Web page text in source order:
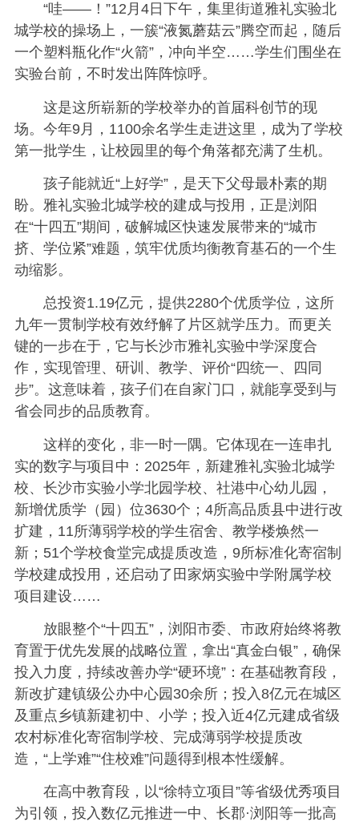
“哇——！”12月4日下午，集里街道雅礼实验北
城学校的操场上，一簇“液氮蘑菇云”腾空而起，随后
一个塑料瓶化作“火箭”，冲向半空……学生们围坐在
实验台前，不时发出阵阵惊呼。
这是这所崭新的学校举办的首届科创节的现
场。今年9月，1100余名学生走进这里，成为了学校
第一批学生，让校园里的每个角落都充满了生机。
孩子能就近“上好学”，是天下父母最朴素的期
盼。雅礼实验北城学校的建成与投用，正是浏阳
在“十四五”期间，破解城区快速发展带来的“城市
挤、学位紧”难题，筑牢优质均衡教育基石的一个生
动缩影。
总投资1.19亿元，提供2280个优质学位，这所
九年一贯制学校有效纾解了片区就学压力。而更关
键的一步在于，它与长沙市雅礼实验中学深度合
作，实现管理、研训、教学、评价“四统一、四同
步”。这意味着，孩子们在自家门口，就能享受到与
省会同步的品质教育。
这样的变化，非一时一隅。它体现在一连串扎
实的数字与项目中：2025年，新建雅礼实验北城学
校、长沙市实验小学北园学校、社港中心幼儿园，
新增优质学（园）位3630个；4所高品质县中进行改
扩建，11所薄弱学校的学生宿舍、教学楼焕然一
新；51个学校食堂完成提质改造，9所标准化寄宿制
学校建成投用，还启动了田家炳实验中学附属学校
项目建设……
放眼整个“十四五”，浏阳市委、市政府始终将教
育置于优先发展的战略位置，拿出“真金白银”，确保
投入力度，持续改善办学“硬环境”：在基础教育段，
新改扩建镇级公办中心园30余所；投入8亿元在城区
及重点乡镇新建初中、小学；投入近4亿元建成省级
农村标准化寄宿制学校、完成薄弱学校提质改
造，“上学难”“住校难”问题得到根本性缓解。
在高中教育段，以“徐特立项目”等省级优秀项目
为引领，投入数亿元推进一中、长郡·浏阳等一批高